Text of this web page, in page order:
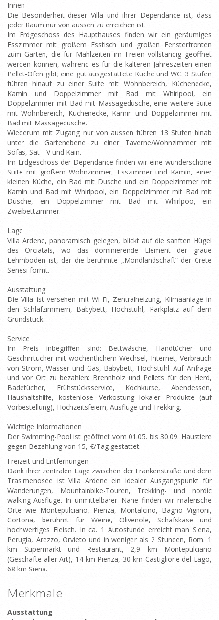
Innen
Die Besonderheit dieser Villa und ihrer Dependance ist, dass
jeder Raum nur von aussen zu erreichen ist.
Im Erdgeschoss des Haupthauses finden wir ein geräumiges
Esszimmer mit großem Esstisch und großen Fensterfronten
zum Garten, die für Mahlzeiten im Freien vollständig geöffnet
werden können, während es für die kälteren Jahreszeiten einen
Pellet-Ofen gibt; eine gut ausgestattete Küche und WC. 3 Stufen
führen hinauf zu einer Suite mit Wohnbereich, Küchenecke,
Kamin und Doppelzimmer mit Bad mit Whirlpool, ein
Doppelzimmer mit Bad mit Massagedusche, eine weitere Suite
mit Wohnbereich, Küchenecke, Kamin und Doppelzimmer mit
Bad mit Massagedusche.
Wiederum mit Zugang nur von aussen führen 13 Stufen hinab
unter die Gartenebene zu einer Taverne/Wohnzimmer mit
Sofas, Sat-TV und Kain.
Im Erdgeschoss der Dependance finden wir eine wunderschöne
Suite mit großem Wohnzimmer, Esszimmer und Kamin, einer
kleinen Küche, ein Bad mit Dusche und ein Doppelzimmer mit
Kamin und Bad mit Whirlpool, ein Doppelzimmer mit Bad mit
Dusche, ein Doppelzimmer mit Bad mit Whirlpoo, ein
Zweibettzimmer.
Lage
Villa Ardene, panoramisch gelegen, blickt auf die sanften Hügel
des Orciatals, wo das dominierende Element der graue
Lehmboden ist, der die berühmte „Mondlandschaft“ der Crete
Senesi formt.
Ausstattung
Die Villa ist versehen mit Wi-Fi, Zentralheizung, Klimaanlage in
den Schlafzimmern, Babybett, Hochstuhl, Parkplatz auf dem
Grundstück.
Service
Im Preis inbegriffen sind: Bettwäsche, Handtücher und
Geschirrtücher mit wöchentlichem Wechsel, Internet, Verbrauch
von Strom, Wasser und Gas, Babybett, Hochstuhl. Auf Anfrage
und vor Ort zu bezahlen: Brennholz und Pellets für den Herd,
Badetücher, Frühstücksservice, Kochkurse, Abendessen,
Haushaltshilfe, kostenlose Verkostung lokaler Produkte (auf
Vorbestellung), Hochzeitsfeiern, Ausflüge und Trekking.
Wichtige Informationen
Der Swimming-Pool ist geöffnet vom 01.05. bis 30.09. Haustiere
gegen Bezahlung von 15,-€/Tag gestattet.
Freizeit und Entfernungen
Dank ihrer zentralen Lage zwischen der Frankenstraße und dem
Trasimenosee ist Villa Ardene ein idealer Ausgangspunkt für
Wanderungen, Mountainbike-Touren, Trekking- und nordic
walking-Ausflüge. In unmittelbarer Nähe finden wir malerische
Orte wie Montepulciano, Pienza, Montalcino, Bagno Vignoni,
Cortona, berühmt für Weine, Olivenöle, Schafskäse und
hochwertiges Fleisch. In ca. 1 Autostunde erreicht man Siena,
Perugia, Arezzo, Orvieto und in weniger als 2 Stunden, Rom. 1
km Supermarkt und Restaurant, 2,9 km Montepulciano
(Geschäfte aller Art), 14 km Pienza, 30 km Castiglione del Lago,
68 km Siena.
Merkmale
Ausstattung